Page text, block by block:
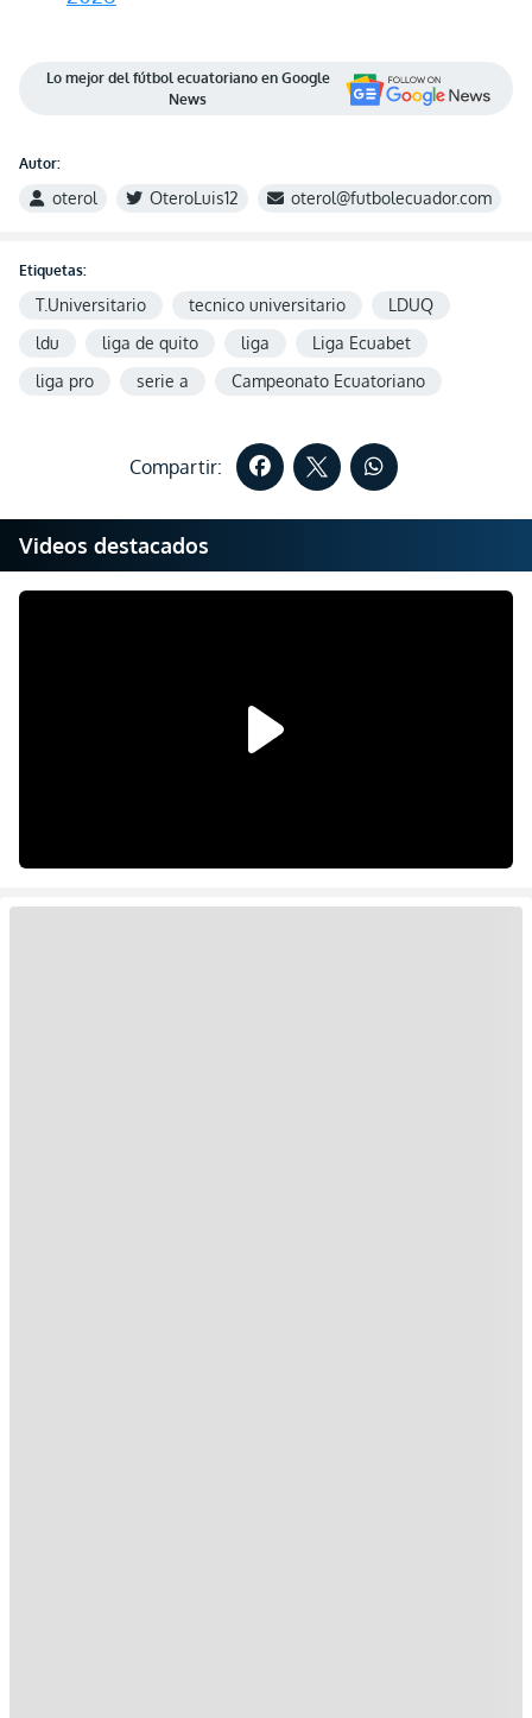
Lo mejor del fútbol ecuatoriano en Google
News
Autor:
oterol OteroLuis12 oterol@futbolecuador.com
Etiquetas:
T.Universitario tecnico universitario
LDUQ
ldu
liga de quito liga
Liga Ecuabet
liga pro
serie a Campeonato Ecuatoriano
Compartir:
Videos destacados